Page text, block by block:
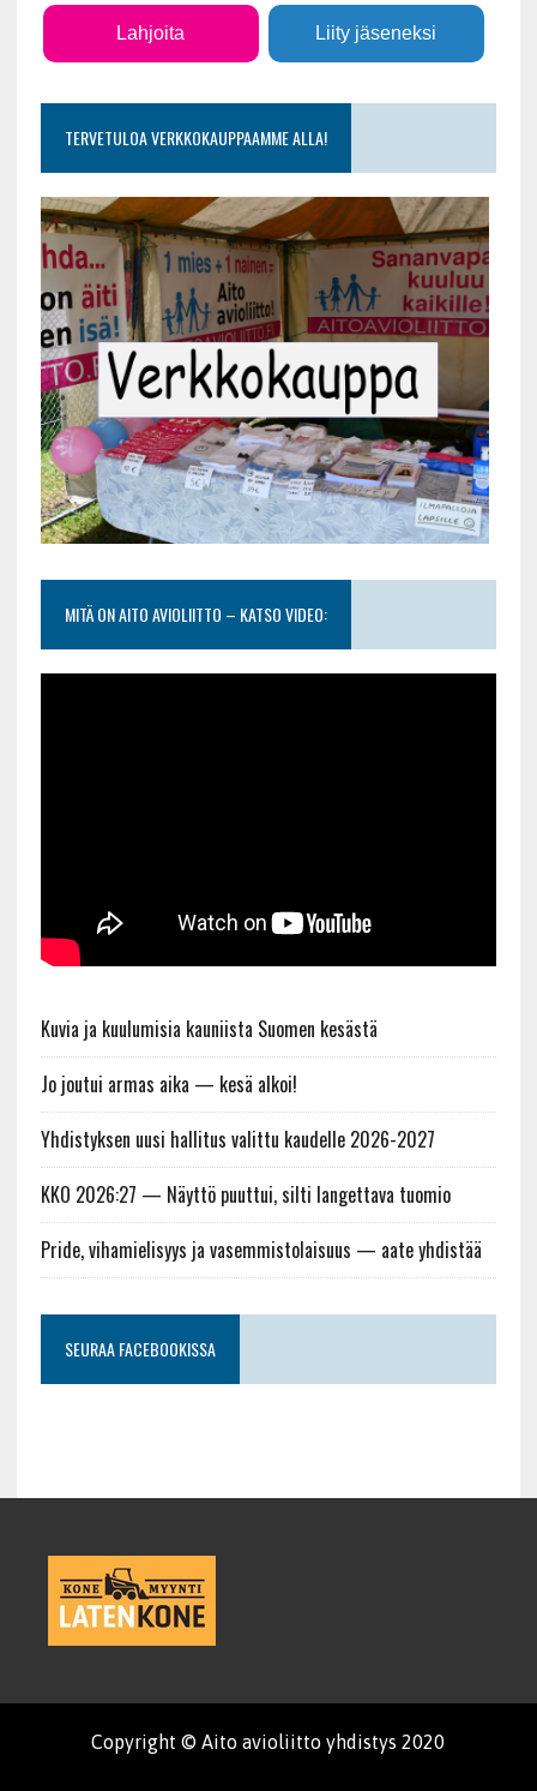
Lahjoita Liity jäseneksi
TERVETULOA VERKKOKAUPPAAMME ALLA!
MITÄ ON AITO AVIOLIITTO – KATSO VIDEO:
Kuvia ja kuulumisia kauniista Suomen kesästä
Jo joutui armas aika — kesä alkoi!
Yhdistyksen uusi hallitus valittu kaudelle 2026-2027
KKO 2026:27 — Näyttö puuttui, silti langettava tuomio
Pride, vihamielisyys ja vasemmistolaisuus — aate yhdistää
SEURAA FACEBOOKISSA
Copyright © Aito avioliitto yhdistys 2020